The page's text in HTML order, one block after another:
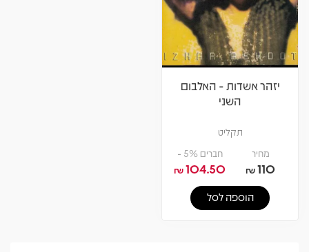
יזהר אשדות - האלבום
השני
תקליט
מחיר
110
₪
חברים 5% -
104.50
₪
הוספה לסל